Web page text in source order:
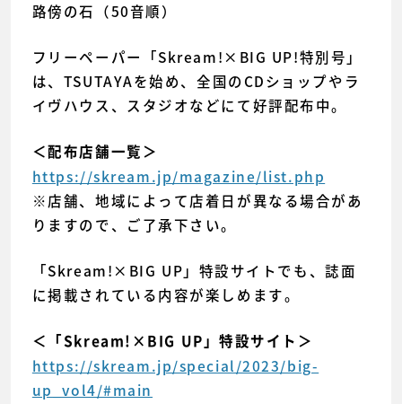
路傍の石（50音順）
フリーペーパー「Skream!×BIG UP!特別号」
は、TSUTAYAを始め、全国のCDショップやラ
イヴハウス、スタジオなどにて好評配布中。
＜配布店舗一覧＞
https://skream.jp/magazine/list.php
※店舗、地域によって店着日が異なる場合があ
りますので、ご了承下さい。
「Skream!×BIG UP」特設サイトでも、誌面
に掲載されている内容が楽しめます。
＜「Skream!×BIG UP」特設サイト＞
https://skream.jp/special/2023/big-
up_vol4/#main